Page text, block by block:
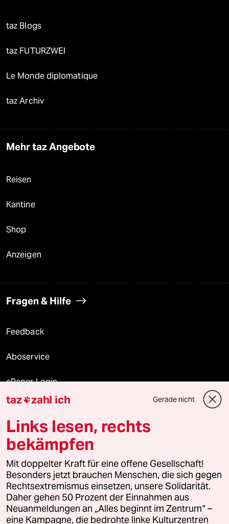
taz Blogs
taz FUTURZWEI
Le Monde diplomatique
taz Archiv
Mehr taz Angebote
Reisen
Kantine
Shop
Anzeigen
Fragen & Hilfe
Feedback
Aboservice
ePaper Login
Downloads für Abonnierende
© 2026 taz Verlags und Vertriebs GmbH
Alle Rechte vorbehalten. Bei rechtlichen Fragen oder für Genehmigungen
wenden Sie sich bitte an lizenzen@taz.de
Feedback Redaktionsstatut Kommune-Richtlinien
taz zahl ich Gerade nicht
Links lesen, rechts
bekämpfen
Mit doppelter Kraft für eine offene Gesellschaft!
Besonders jetzt brauchen Menschen, die sich gegen
Rechtsextremismus einsetzen, unsere Solidarität.
Daher gehen 50 Prozent der Einnahmen aus
Neuanmeldungen an „Alles beginnt im Zentrum“ –
eine Kampagne, die bedrohte linke Kulturzentren